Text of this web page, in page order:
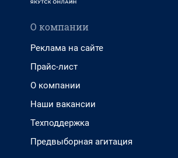
О компании
Реклама на сайте
Прайс-лист
О компании
Наши вакансии
Техподдержка
Предвыборная агитация